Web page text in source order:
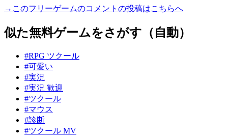
→このフリーゲームのコメントの投稿はこちらへ
似た無料ゲームをさがす（自動）
#RPG ツクール
#可愛い
#実況
#実況 歓迎
#ツクール
#マウス
#診断
#ツクール MV